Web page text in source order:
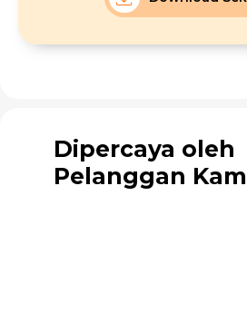
Dipercaya oleh
Pelanggan